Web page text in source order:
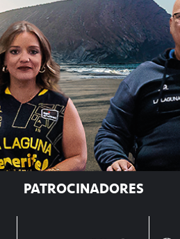
PATROCINADORES